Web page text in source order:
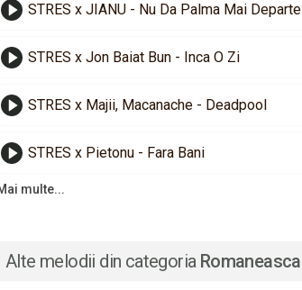
STRES x JIANU - Nu Da Palma Mai Departe
STRES x Jon Baiat Bun - Inca O Zi
STRES x Majii, Macanache - Deadpool
STRES x Pietonu - Fara Bani
multe...
Alte melodii din categoria Romaneasca